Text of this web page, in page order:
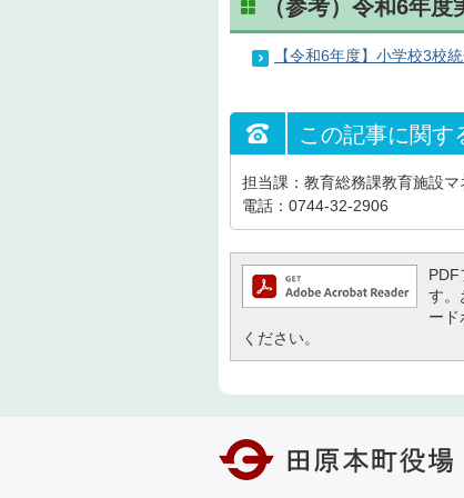
（参考）令和6年度
【令和6年度】小学校3校
この記事に関す
担当課：教育総務課教育施設
電話：0744-32-2906
す。
ード
ください。